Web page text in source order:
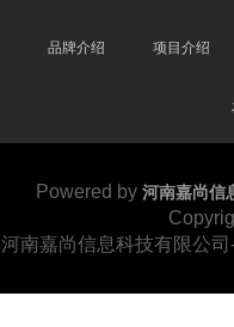
品牌介绍 项目介绍
Powered by 河南嘉尚信
河南嘉尚信息科技有限公